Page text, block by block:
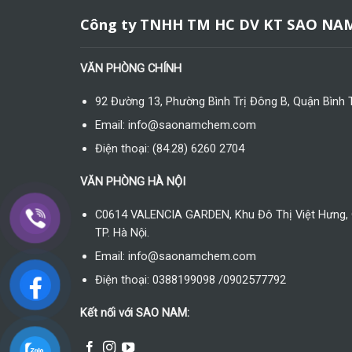
Công ty TNHH TM HC DV KT SAO
VĂN PHÒNG CHÍNH
92 Đường 13, Phường Bình Trị Đông B, Quận Bình
Email: info@saonamchem.com
Điện thoại: (84.28) 6260 2704
VĂN PHÒNG HÀ NỘI
C0614 VALENCIA GARDEN, Khu Đô Thị Việt Hưng,
TP. Hà Nội.
Email: info@saonamchem.com
Điện thoại: 0388199098 /0902577792
Kết nối với SAO NAM: